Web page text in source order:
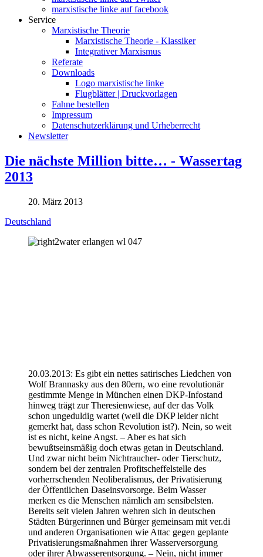
marxistische linke auf facebook
Service
Marxistische Theorie
Marxistische Theorie - Klassiker
Integrativer Marxismus
Referate
Downloads
Logo marxistische linke
Flugblätter | Druckvorlagen
Fahne bestellen
Impressum
Datenschutzerklärung und Urheberrecht
Newsletter
Die nächste Million bitte… - Wassertag
2013
20. März 2013
Deutschland
20.03.2013: Es gibt ein nettes satirisches Liedchen von
Wolf Brannasky aus den 80ern, wo eine revolutionär
gestimmte Menge in München einen DKP-Infostand
hinweg trägt zur Theresienwiese, auf der das Volk
schon ungeduldig wartet (weil die DKP leider nicht
gemerkt hat, dass schon Revolution ist?). Nein, so weit
ist es nicht, keine Angst. – Aber es hat sich
bewußtseinsmäßig doch etwas getan in Deutschland.
Und zwar nicht beim Nichtraucher- oder Tierschutz,
sondern bei der zentralen Profitscheffelstelle des
vorherrschenden Neoliberalismus, der Privatisierung
der Öffentlichen Daseinsvorsorge. Beim Wasser
merken es die Menschen nämlich am sensibelsten.
Bereits seit vielen Jahren wehren sich in deutschen
Städten Bürgerinnen und Bürger gemeinsam mit ver.di
und anderen Organisationen wie Attac gegen geplante
Privatisierungsmaßnahmen ihrer Wasserversorgung
oder ihrer Abwasserentsorgung. – Nein, nicht immer